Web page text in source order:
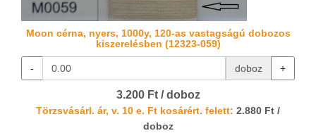
Moon cérna, nyers, 1000y, 120-as vastagságú dobozos
kiszerelésben (12323-059)
- doboz +
3.200 Ft / doboz
Törzsvásárl. ár, v. 10 e. Ft kosárért. felett: 2.880 Ft /
doboz